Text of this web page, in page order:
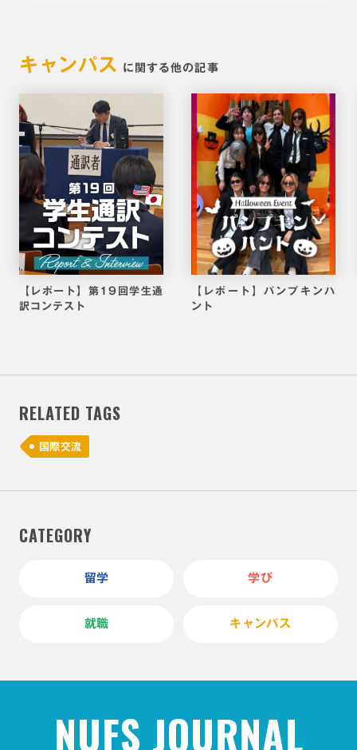
キャンパス に関する他の記事
【レポート】第19回学生通
訳コンテスト
【レポート】パンプキンハ
ント
RELATED TAGS
国際交流
CATEGORY
留学 学び
就職 キャンパス
NUFS JOURNAL